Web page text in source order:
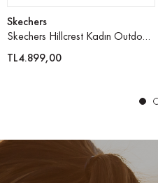
Skechers
Skechers Hillcrest Kadın Outdoor Ayakkabı
TL4.899,00